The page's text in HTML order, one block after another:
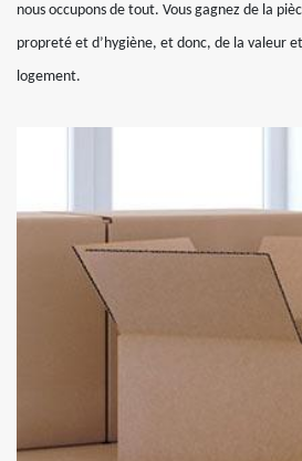
nous occupons de tout. Vous gagnez de la
propreté et d’hygiène, et donc, de la valeur
logement.